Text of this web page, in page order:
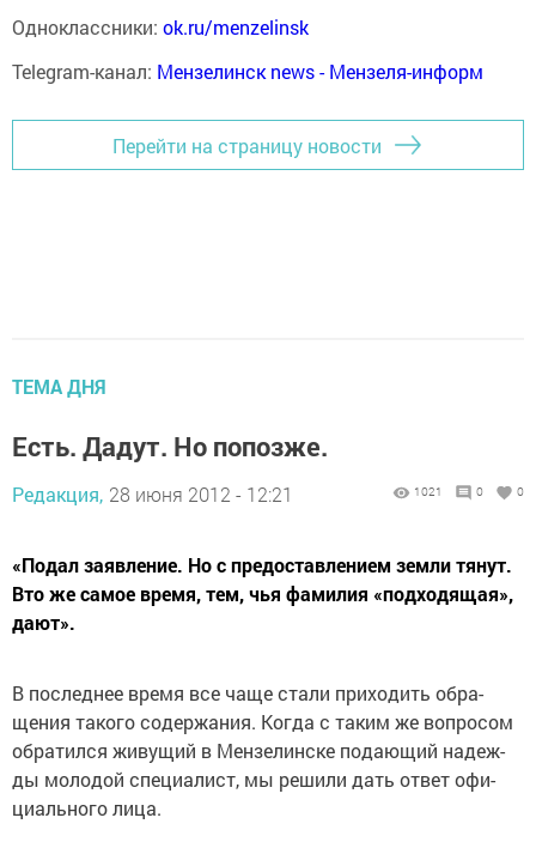
Одноклассники: ok.ru/menzelinsk
Telegram-канал: Мензелинск news - Мензеля-информ
Перейти на страницу новости
ТЕМА ДНЯ
Есть. Дадут. Но попозже.
Редакция, 28 июня 2012 - 12:21 1021 0 0
«Подал заявление. Но с предоставлением земли тянут.
Вто же самое время, тем, чья фамилия «подходящая»,
дают».
В последнее время все чаще стали приходить обра­
щения такого содержания. Когда с таким же вопросом
обратился живущий в Мензелинске подающий надеж­
ды молодой специалист, мы решили дать ответ офи­
циального лица.